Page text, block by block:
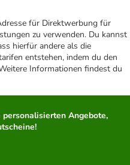
für Direktwerbung für
zu verwenden. Du kannst
hierfür andere als die
entstehen, indem du den
Informationen findest du
personalisierten Angebote,